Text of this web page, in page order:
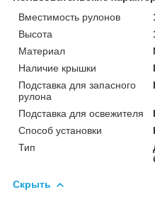
Вместимость рулонов
Высота
Материал
Наличие крышки
Подставка для запасного
рулона
Подставка для освежителя
Способ установки
Тип
Скрыть